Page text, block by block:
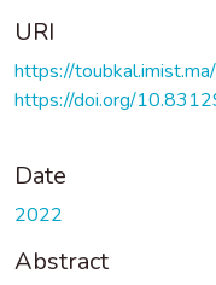
URI
https://
https://doi.org/
Date
2022
Abstract